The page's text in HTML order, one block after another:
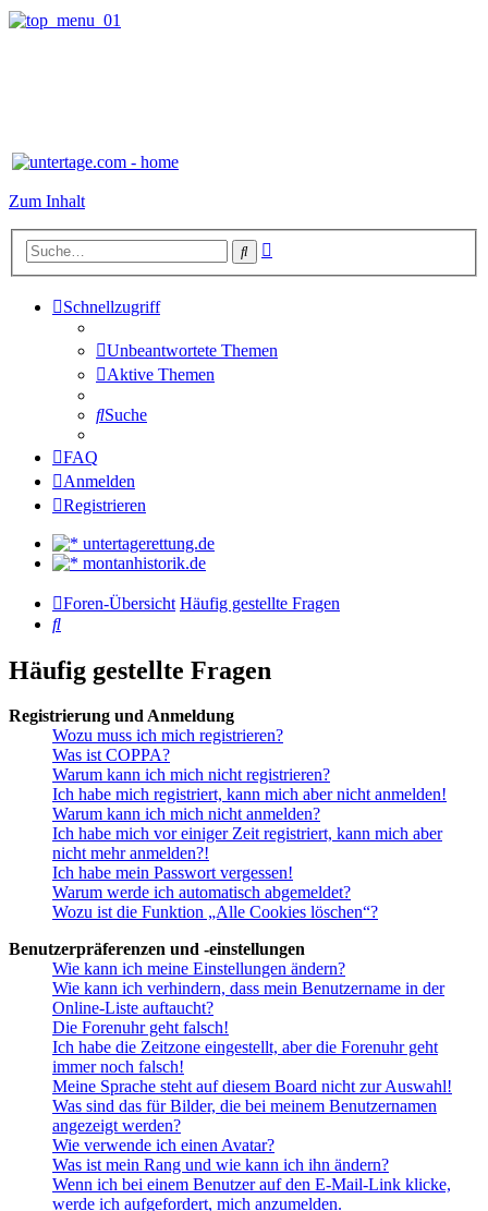
Zum Inhalt
Suche
Schnellzugriff
Unbeantwortete Themen
Aktive Themen
Suche
FAQ
Anmelden
Registrieren
untertagerettung.de
montanhistorik.de
Foren-Übersicht Häufig gestellte Fragen
Suche
Häufig gestellte Fragen
Registrierung und Anmeldung
Wozu muss ich mich registrieren?
Was ist COPPA?
Warum kann ich mich nicht registrieren?
Ich habe mich registriert, kann mich aber nicht anmelden!
Warum kann ich mich nicht anmelden?
Ich habe mich vor einiger Zeit registriert, kann mich aber
nicht mehr anmelden?!
Ich habe mein Passwort vergessen!
Warum werde ich automatisch abgemeldet?
Wozu ist die Funktion „Alle Cookies löschen“?
Benutzerpräferenzen und -einstellungen
Wie kann ich meine Einstellungen ändern?
Wie kann ich verhindern, dass mein Benutzername in der
Online-Liste auftaucht?
Die Forenuhr geht falsch!
Ich habe die Zeitzone eingestellt, aber die Forenuhr geht
immer noch falsch!
Meine Sprache steht auf diesem Board nicht zur Auswahl!
Was sind das für Bilder, die bei meinem Benutzernamen
angezeigt werden?
Wie verwende ich einen Avatar?
Was ist mein Rang und wie kann ich ihn ändern?
Wenn ich bei einem Benutzer auf den E-Mail-Link klicke,
werde ich aufgefordert, mich anzumelden.